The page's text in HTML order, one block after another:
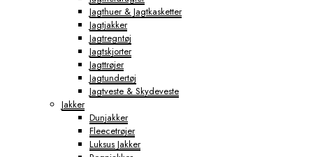
Jagthuer & Jagtkasketter
Jagtjakker
Jagtregntøj
Jagtskjorter
Jagttrøjer
Jagtundertøj
Jagtveste & Skydeveste
Jakker
Dunjakker
Fleecetrøjer
Luksus Jakker